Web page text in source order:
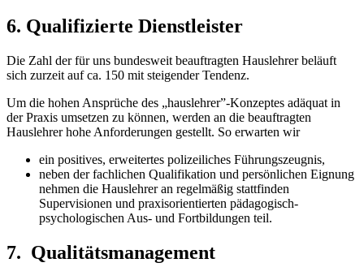
6. Qualifizierte Dienstleister
Die Zahl der für uns bundesweit beauftragten Hauslehrer beläuft
sich zurzeit auf ca. 150 mit steigender Tendenz.
Um die hohen Ansprüche des „hauslehrer”-Konzeptes adäquat in
der Praxis umsetzen zu können, werden an die beauftragten
Hauslehrer hohe Anforderungen gestellt. So erwarten wir
ein positives, erweitertes polizeiliches Führungszeugnis,
neben der fachlichen Qualifikation und persönlichen Eignung
nehmen die Hauslehrer an regelmäßig stattfinden
Supervisionen und praxisorientierten pädagogisch-
psychologischen Aus- und Fortbildungen teil.
7. Qualitätsmanagement